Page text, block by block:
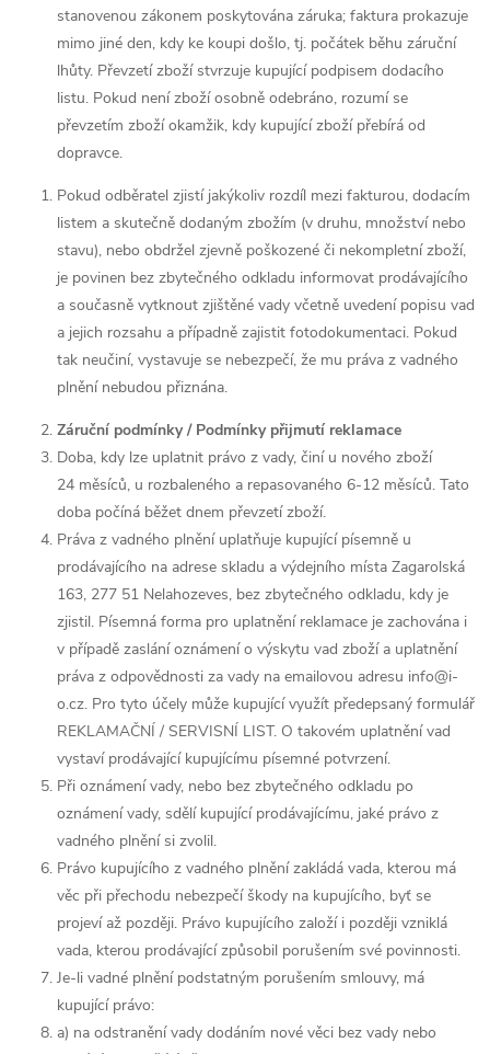
stanovenou zákonem poskytována záruka; faktura prokazuje
mimo jiné den, kdy ke koupi došlo, tj. počátek běhu záruční
lhůty. Převzetí zboží stvrzuje kupující podpisem dodacího
listu. Pokud není zboží osobně odebráno, rozumí se
převzetím zboží okamžik, kdy kupující zboží přebírá od
dopravce.
Pokud odběratel zjistí jakýkoliv rozdíl mezi fakturou, dodacím
listem a skutečně dodaným zbožím (v druhu, množství nebo
stavu), nebo obdržel zjevně poškozené či nekompletní zboží,
je povinen bez zbytečného odkladu informovat prodávajícího
a současně vytknout zjištěné vady včetně uvedení popisu vad
a jejich rozsahu a případně zajistit fotodokumentaci. Pokud
tak neučiní, vystavuje se nebezpečí, že mu práva z vadného
plnění nebudou přiznána.
Záruční podmínky / Podmínky přijmutí reklamace
Doba, kdy lze uplatnit právo z vady, činí u nového zboží
24 měsíců, u rozbaleného a repasovaného 6-12 měsíců. Tato
doba počíná běžet dnem převzetí zboží.
Práva z vadného plnění uplatňuje kupující písemně u
prodávajícího na adrese skladu a výdejního místa Zagarolská
163, 277 51 Nelahozeves, bez zbytečného odkladu, kdy je
zjistil. Písemná forma pro uplatnění reklamace je zachována i
v případě zaslání oznámení o výskytu vad zboží a uplatnění
práva z odpovědnosti za vady na emailovou adresu info@i-
o.cz. Pro tyto účely může kupující využít předepsaný formulář
REKLAMAČNÍ / SERVISNÍ LIST. O takovém uplatnění vad
vystaví prodávající kupujícímu písemné potvrzení.
Při oznámení vady, nebo bez zbytečného odkladu po
oznámení vady, sdělí kupující prodávajícímu, jaké právo z
vadného plnění si zvolil.
Právo kupujícího z vadného plnění zakládá vada, kterou má
věc při přechodu nebezpečí škody na kupujícího, byť se
projeví až později. Právo kupujícího založí i později vzniklá
vada, kterou prodávající způsobil porušením své povinnosti.
Je-li vadné plnění podstatným porušením smlouvy, má
kupující právo:
a) na odstranění vady dodáním nové věci bez vady nebo